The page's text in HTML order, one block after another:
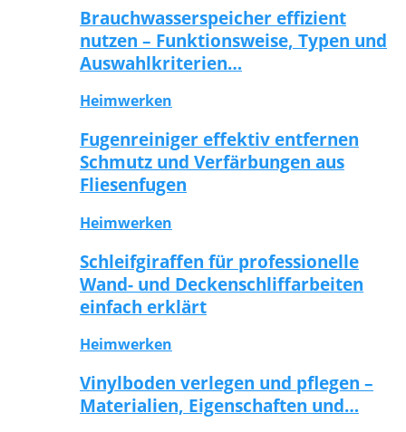
Brauchwasserspeicher effizient
nutzen – Funktionsweise, Typen und
Auswahlkriterien…
Heimwerken
Fugenreiniger effektiv entfernen
Schmutz und Verfärbungen aus
Fliesenfugen
Heimwerken
Schleifgiraffen für professionelle
Wand- und Deckenschliffarbeiten
einfach erklärt
Heimwerken
Vinylboden verlegen und pflegen –
Materialien, Eigenschaften und…